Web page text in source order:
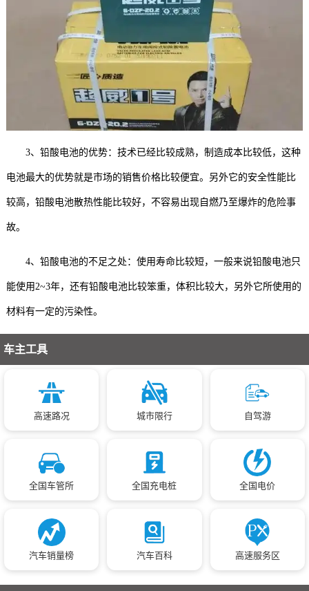
3、铅酸电池的优势：技术已经比较成熟，制造成本比较低，这种
电池最大的优势就是市场的销售价格比较便宜。另外它的安全性能比
较高，铅酸电池散热性能比较好，不容易出现自燃乃至爆炸的危险事
故。
4、铅酸电池的不足之处：使用寿命比较短，一般来说铅酸电池只
能使用2~3年，还有铅酸电池比较笨重，体积比较大，另外它所使用的
材料有一定的污染性。
车主工具
高速路况 城市限行 自驾游
全国车管所 全国充电桩 全国电价
汽车销量榜 汽车百科 高速服务区